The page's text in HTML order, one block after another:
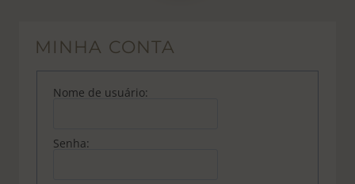
MINHA CONTA
Nome de usuário:
Senha: